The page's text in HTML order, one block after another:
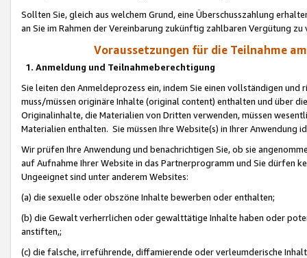
Sollten Sie, gleich aus welchem Grund, eine Überschusszahlung
an Sie im Rahmen der Vereinbarung zukünftig zahlbaren Vergütung zu
Voraussetzungen für die Teilnahme
1. Anmeldung und Teilnahmeberechtigung
Sie leiten den Anmeldeprozess ein, indem Sie einen vollständigen
muss/müssen originäre Inhalte (original content) enthalten und über
Originalinhalte, die Materialien von Dritten verwenden, müssen
Materialien enthalten. Sie müssen Ihre Website(s) in Ihrer Anwendung
Wir prüfen Ihre Anwendung und benachrichtigen Sie, ob sie
auf Aufnahme Ihrer Website in das Partnerprogramm und Sie dürfen
Ungeeignet sind unter anderem Websites:
(a) die sexuelle oder obszöne Inhalte bewerben oder enthalten;
(b) die Gewalt verherrlichen oder gewalttätige Inhalte haben oder
anstiften,;
(c) die falsche, irreführende, diffamierende oder verleumderische